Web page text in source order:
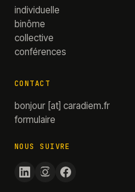
individuelle
binôme
collective
conférences
CONTACT
bonjour [at] caradiem.fr
formulaire
NOUS SUIVRE